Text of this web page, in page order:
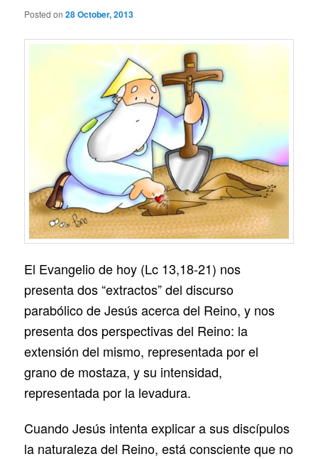
Posted on28 October, 2013
El Evangelio de hoy (Lc 13,18-21) nos
presenta dos “extractos” del discurso
parabólico de Jesús acerca del Reino, y nos
presenta dos perspectivas del Reino: la
extensión del mismo, representada por el
grano de mostaza, y su intensidad,
representada por la levadura.
Cuando Jesús intenta explicar a sus discípulos
la naturaleza del Reino, está consciente que no